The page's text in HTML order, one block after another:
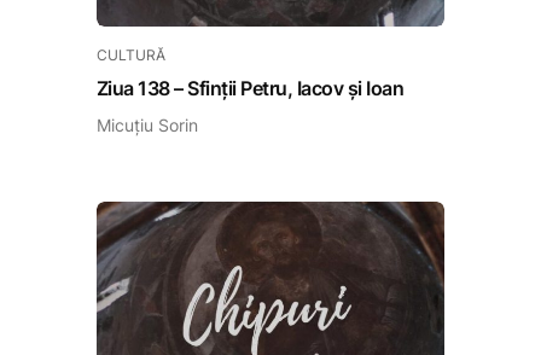
CULTURĂ
Ziua 138 – Sfinții Petru, Iacov și Ioan
Micuțiu Sorin